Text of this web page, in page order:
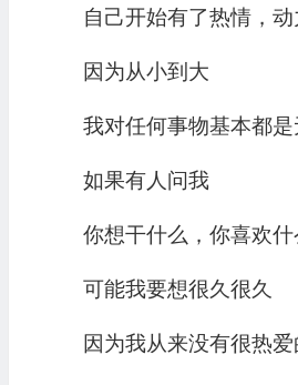
自己开始有了热情，
因为从小到大
我对任何事物基本都
如果有人问我
你想干什么，你喜欢什
可能我要想很久很久
因为我从来没有很热